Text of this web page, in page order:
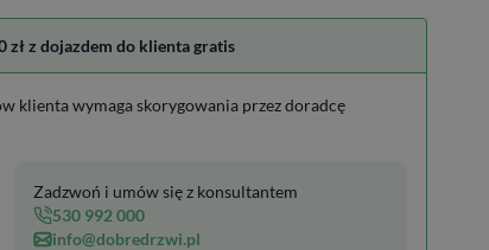
zł z dojazdem do klienta gratis
klienta wymaga skorygowania przez doradcę
Zadzwoń i umów się z konsultantem
530 992 000
info@dobredrzwi.pl